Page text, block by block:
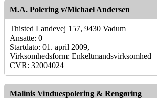
M.A. Polering v/Michael Andersen
Thisted Landevej 157, 9430 Vadum
Ansatte: 0
Startdato: 01. april 2009,
Virksomhedsform: Enkeltmandsvirksomhed
CVR: 32004024
Malinis Vinduespolering & Rengøring